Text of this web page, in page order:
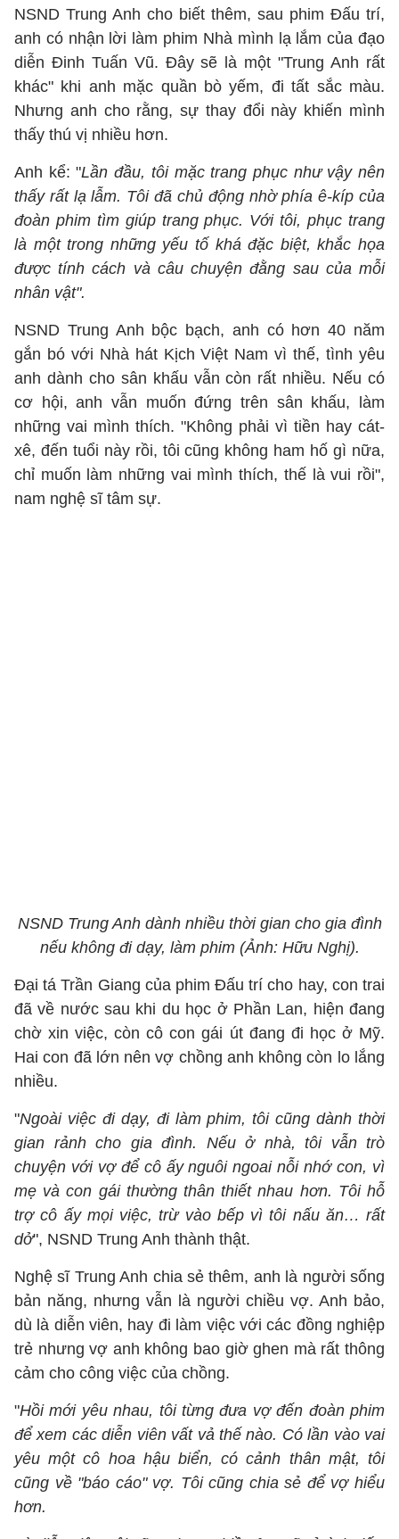
NSND Trung Anh cho biết thêm, sau phim Đấu trí,
anh có nhận lời làm phim Nhà mình lạ lắm của đạo
diễn Đinh Tuấn Vũ. Đây sẽ là một "Trung Anh rất
khác" khi anh mặc quần bò yếm, đi tất sắc màu.
Nhưng anh cho rằng, sự thay đổi này khiến mình
thấy thú vị nhiều hơn.
Anh kể: "Lần đầu, tôi mặc trang phục như vậy nên
thấy rất lạ lẫm. Tôi đã chủ động nhờ phía ê-kíp của
đoàn phim tìm giúp trang phục. Với tôi, phục trang
là một trong những yếu tố khá đặc biệt, khắc họa
được tính cách và câu chuyện đằng sau của mỗi
nhân vật".
NSND Trung Anh bộc bạch, anh có hơn 40 năm
gắn bó với Nhà hát Kịch Việt Nam vì thế, tình yêu
anh dành cho sân khấu vẫn còn rất nhiều. Nếu có
cơ hội, anh vẫn muốn đứng trên sân khấu, làm
những vai mình thích. "Không phải vì tiền hay cát-
xê, đến tuổi này rồi, tôi cũng không ham hố gì nữa,
chỉ muốn làm những vai mình thích, thế là vui rồi",
nam nghệ sĩ tâm sự.
NSND Trung Anh dành nhiều thời gian cho gia đình
nếu không đi dạy, làm phim (Ảnh: Hữu Nghị).
Đại tá Trần Giang của phim Đấu trí cho hay, con trai
đã về nước sau khi du học ở Phần Lan, hiện đang
chờ xin việc, còn cô con gái út đang đi học ở Mỹ.
Hai con đã lớn nên vợ chồng anh không còn lo lắng
nhiều.
"Ngoài việc đi dạy, đi làm phim, tôi cũng dành thời
gian rảnh cho gia đình. Nếu ở nhà, tôi vẫn trò
chuyện với vợ để cô ấy nguôi ngoai nỗi nhớ con, vì
mẹ và con gái thường thân thiết nhau hơn. Tôi hỗ
trợ cô ấy mọi việc, trừ vào bếp vì tôi nấu ăn… rất
dở", NSND Trung Anh thành thật.
Nghệ sĩ Trung Anh chia sẻ thêm, anh là người sống
bản năng, nhưng vẫn là người chiều vợ. Anh bảo,
dù là diễn viên, hay đi làm việc với các đồng nghiệp
trẻ nhưng vợ anh không bao giờ ghen mà rất thông
cảm cho công việc của chồng.
"Hồi mới yêu nhau, tôi từng đưa vợ đến đoàn phim
để xem các diễn viên vất vả thế nào. Có lần vào vai
yêu một cô hoa hậu biển, có cảnh thân mật, tôi
cũng về "báo cáo" vợ. Tôi cũng chia sẻ để vợ hiểu
hơn.